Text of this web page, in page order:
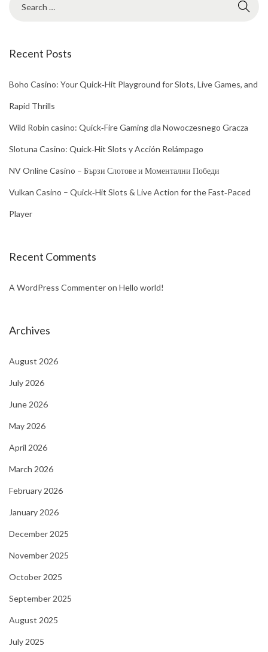
Recent Posts
Boho Casino: Your Quick‑Hit Playground for Slots, Live Games, and
Rapid Thrills
Wild Robin casino: Quick‑Fire Gaming dla Nowoczesnego Gracza
Slotuna Casino: Quick‑Hit Slots y Acción Relámpago
NV Online Casino – Бързи Слотове и Моментални Победи
Vulkan Casino – Quick‑Hit Slots & Live Action for the Fast‑Paced
Player
Recent Comments
A WordPress Commenteron Hello world!
Archives
August 2026
July 2026
June 2026
May 2026
April 2026
March 2026
February 2026
January 2026
December 2025
November 2025
October 2025
September 2025
August 2025
July 2025